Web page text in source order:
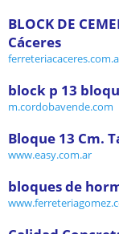
BLOCK DE
Cáceres
block p 13
m.cordobavende.com
Bloque 13 Cm.
www.easy.com.ar
bloques de